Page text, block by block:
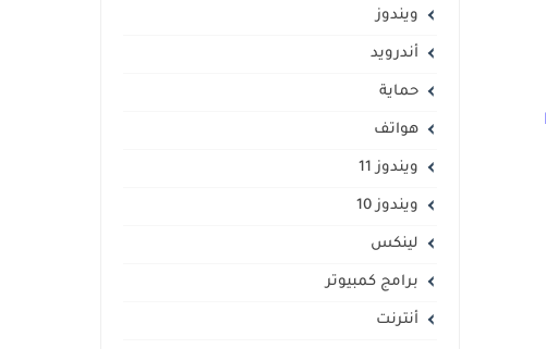
ويندوز
أندرويد
حماية
هواتف
ويندوز 11
ويندوز 10
لينكس
برامج كمبيوتر
أنترنت